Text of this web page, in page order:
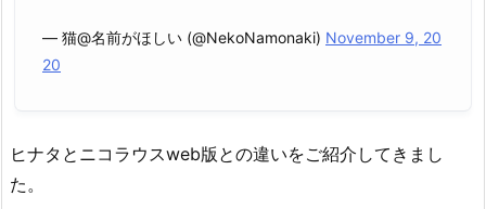
— 猫@名前がほしい (@NekoNamonaki) November 9, 20
20
ヒナタ と ニコラウスweb版との違いをご紹介してきまし
た。